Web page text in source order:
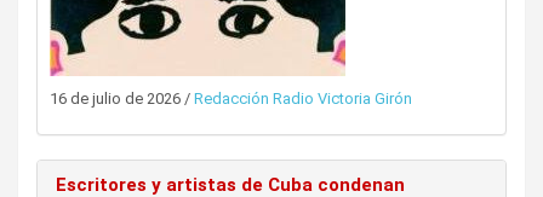
16 de julio de 2026 / Redacción Radio Victoria Girón
Escritores y artistas de Cuba condenan